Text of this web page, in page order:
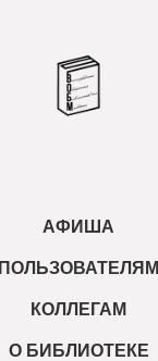
АФИША
ПОЛЬЗОВАТЕЛЯМ
КОЛЛЕГАМ
О БИБЛИОТЕКЕ